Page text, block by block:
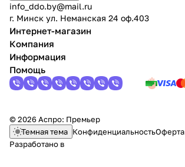
info_ddo.by@mail.ru
г. Минск ул. Неманская 24 оф.403
Интернет-магазин
Компания
Информация
Помощь
© 2026 Аспро: Премьер
Темная тема КонфиденциальностьОферта
Разработано в